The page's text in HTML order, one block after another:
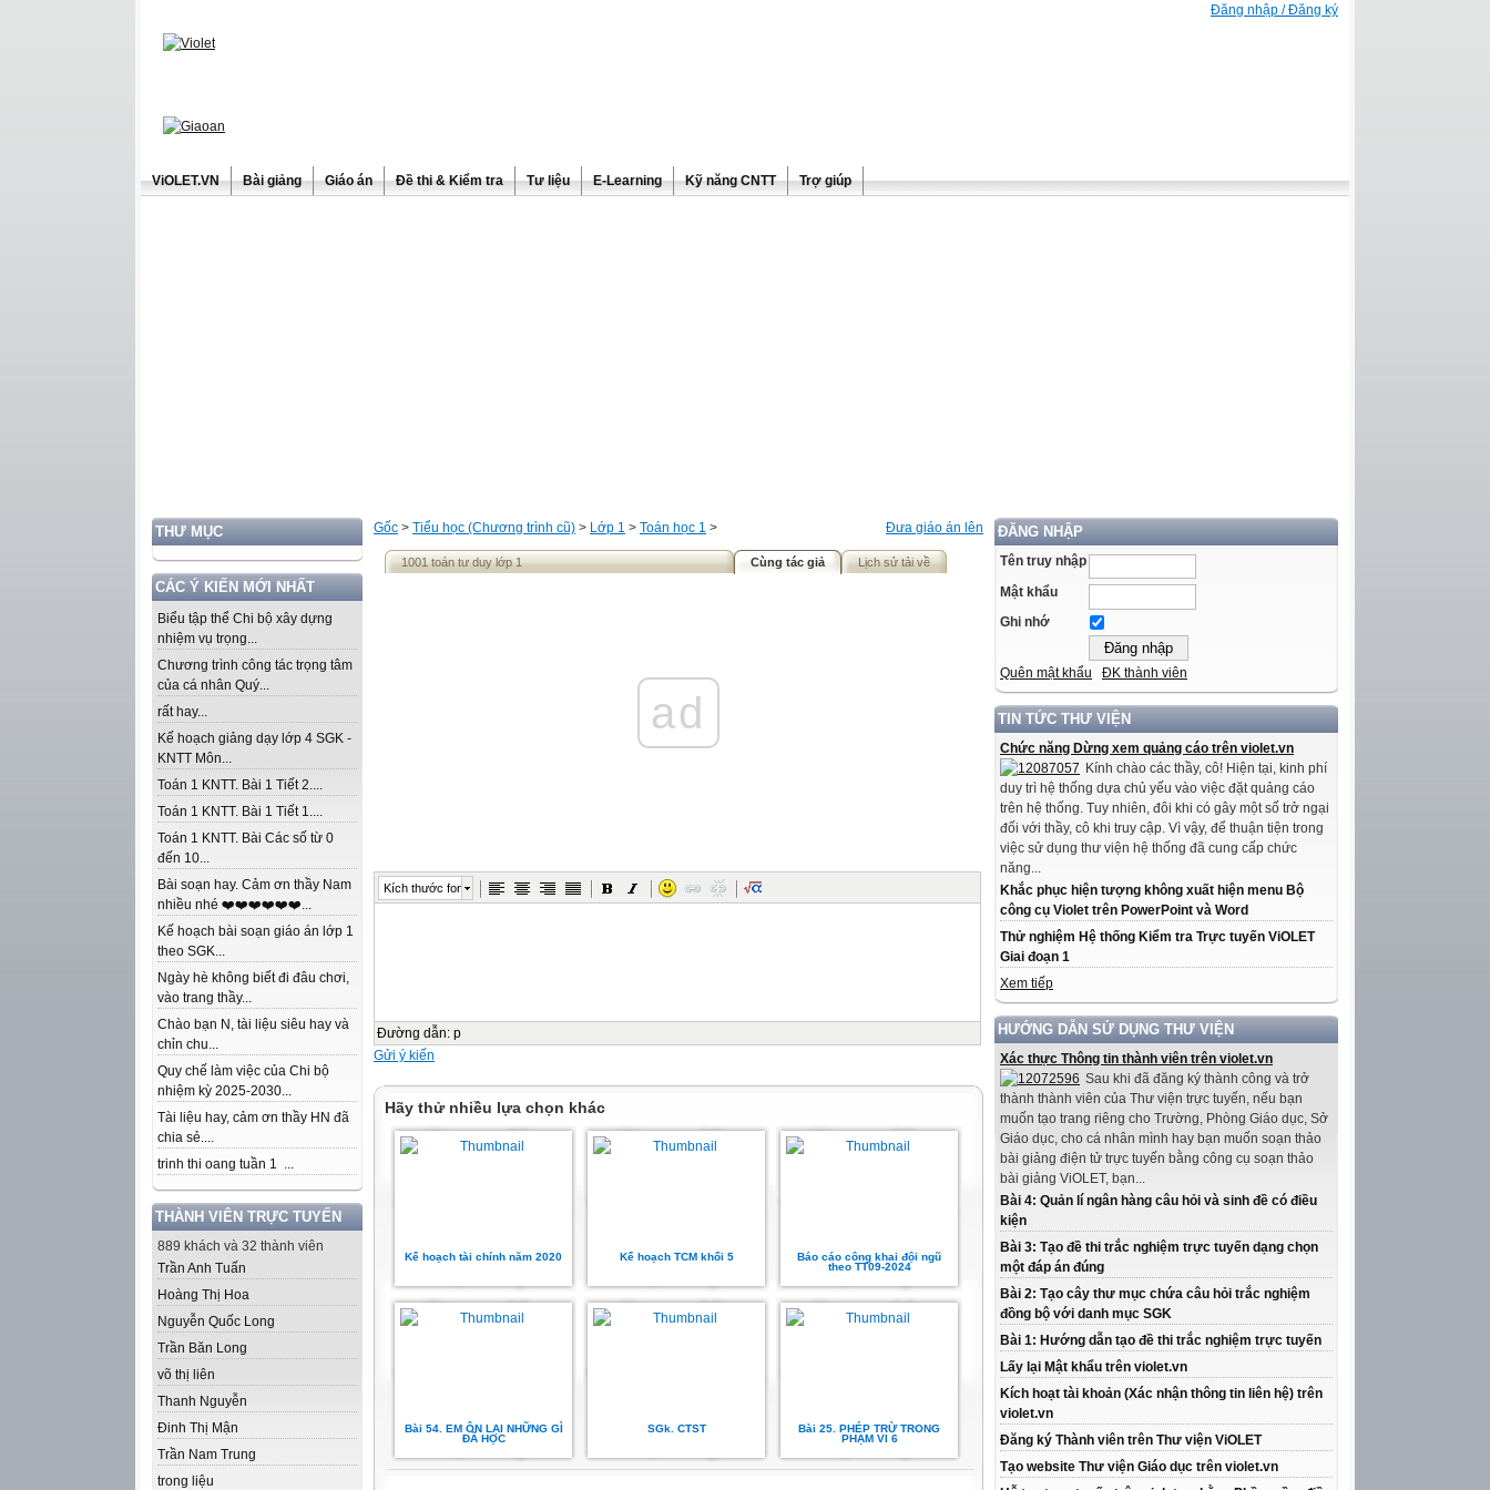
Đăng nhập / Đăng ký
ViOLET.VN Bài giảng Giáo án Đề thi & Kiểm tra Tư liệu E-Learning Kỹ năng CNTT Trợ giúp
THƯ MỤC
CÁC Ý KIẾN MỚI NHẤT
Biểu tập thể Chi bộ xây dựng
nhiệm vụ trọng...
Chương trình công tác trọng tâm
của cá nhân Quý...
rất hay...
Kế hoạch giảng dạy lớp 4 SGK -
KNTT Môn...
Toán 1 KNTT. Bài 1 Tiết 2....
Toán 1 KNTT. Bài 1 Tiết 1....
Toán 1 KNTT. Bài Các số từ 0
đến 10...
Bài soạn hay. Cảm ơn thầy Nam
nhiều nhé ❤️❤️❤️❤️❤️❤️...
Kế hoạch bài soạn giáo án lớp 1
theo SGK...
Ngày hè không biết đi đâu chơi,
vào trang thầy...
Chào bạn N, tài liệu siêu hay và
chỉn chu...
Quy chế làm việc của Chi bộ
nhiệm kỳ 2025-2030...
Tài liệu hay, cảm ơn thầy HN đã
chia sẻ....
trinh thi oang tuần 1 ...
THÀNH VIÊN TRỰC TUYẾN
889 khách và 32 thành viên
Trần Anh Tuấn
Hoàng Thị Hoa
Nguyễn Quốc Long
Trần Băn Long
võ thị liên
Thanh Nguyễn
Đinh Thị Mận
Trần Nam Trung
trong liệu
ĐĂNG NHẬP
Tên truy nhập
Mật khẩu
Ghi nhớ
Quên mật khẩu ĐK thành viên
TIN TỨC THƯ VIỆN
Chức năng Dừng xem quảng cáo trên violet.vn
Kính chào các thầy, cô! Hiện tại, kinh phí
duy trì hệ thống dựa chủ yếu vào việc đặt quảng cáo
trên hệ thống. Tuy nhiên, đôi khi có gây một số trở ngại
đối với thầy, cô khi truy cập. Vì vậy, để thuận tiện trong
việc sử dụng thư viện hệ thống đã cung cấp chức
năng...
Khắc phục hiện tượng không xuất hiện menu Bộ
công cụ Violet trên PowerPoint và Word
Thử nghiệm Hệ thống Kiểm tra Trực tuyến ViOLET
Giai đoạn 1
Xem tiếp
HƯỚNG DẪN SỬ DỤNG THƯ VIỆN
Xác thực Thông tin thành viên trên violet.vn
Sau khi đã đăng ký thành công và trở
thành thành viên của Thư viện trực tuyến, nếu bạn
muốn tạo trang riêng cho Trường, Phòng Giáo dục, Sở
Giáo dục, cho cá nhân mình hay bạn muốn soạn thảo
bài giảng điện tử trực tuyến bằng công cụ soạn thảo
bài giảng ViOLET, bạn...
Bài 4: Quản lí ngân hàng câu hỏi và sinh đề có điều
kiện
Bài 3: Tạo đề thi trắc nghiệm trực tuyến dạng chọn
một đáp án đúng
Bài 2: Tạo cây thư mục chứa câu hỏi trắc nghiệm
đồng bộ với danh mục SGK
Bài 1: Hướng dẫn tạo đề thi trắc nghiệm trực tuyến
Lấy lại Mật khẩu trên violet.vn
Kích hoạt tài khoản (Xác nhận thông tin liên hệ) trên
violet.vn
Đăng ký Thành viên trên Thư viện ViOLET
Tạo website Thư viện Giáo dục trên violet.vn
Đưa giáo án lên
Gốc > Tiểu học (Chương trình cũ) > Lớp 1 > Toán học 1 >
1001 toán tư duy lớp 1 Cùng tác giả Lịch sử tải về
ad
Kích thước font
Đường dẫn: p
Gửi ý kiến
Hãy thử nhiều lựa chọn khác
Kế hoạch tài chính năm 2020 Kế hoạch TCM khối 5
Báo cáo công khai đội ngũ
theo TT09-2024
Bài 54. EM ÔN LẠI NHỮNG GÌ
ĐÃ HỌC
SGk. CTST
Bài 25. PHÉP TRỪ TRONG
PHẠM VI 6